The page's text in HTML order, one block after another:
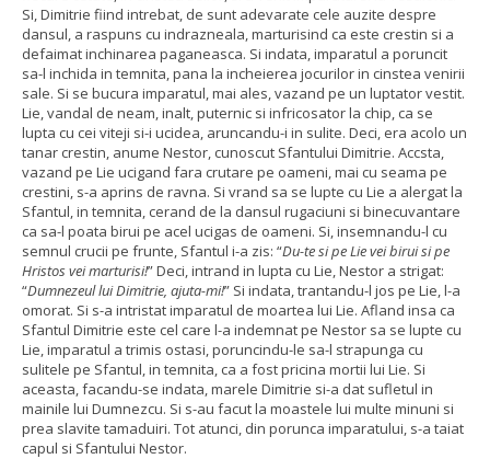
Si, Dimitrie fiind intrebat, de sunt adevarate cele auzite despre
dansul, a raspuns cu indrazneala, marturisind ca este crestin si a
defaimat inchinarea paganeasca. Si indata, imparatul a poruncit
sa-l inchida in temnita, pana la incheierea jocurilor in cinstea venirii
sale. Si se bucura imparatul, mai ales, vazand pe un luptator vestit.
Lie, vandal de neam, inalt, puternic si infricosator la chip, ca se
lupta cu cei viteji si-i ucidea, aruncandu-i in sulite. Deci, era acolo un
tanar crestin, anume Nestor, cunoscut Sfantului Dimitrie. Accsta,
vazand pe Lie ucigand fara crutare pe oameni, mai cu seama pe
crestini, s-a aprins de ravna. Si vrand sa se lupte cu Lie a alergat la
Sfantul, in temnita, cerand de la dansul rugaciuni si binecuvantare
ca sa-l poata birui pe acel ucigas de oameni. Si, insemnandu-l cu
semnul crucii pe frunte, Sfantul i-a zis: “Du-te si pe Lie vei birui si pe
Hristos vei marturisi!” Deci, intrand in lupta cu Lie, Nestor a strigat:
“Dumnezeul lui Dimitrie, ajuta-mi!” Si indata, trantandu-l jos pe Lie, l-a
omorat. Si s-a intristat imparatul de moartea lui Lie. Afland insa ca
Sfantul Dimitrie este cel care l-a indemnat pe Nestor sa se lupte cu
Lie, imparatul a trimis ostasi, poruncindu-le sa-l strapunga cu
sulitele pe Sfantul, in temnita, ca a fost pricina mortii lui Lie. Si
aceasta, facandu-se indata, marele Dimitrie si-a dat sufletul in
mainile lui Dumnezcu. Si s-au facut la moastele lui multe minuni si
prea slavite tamaduiri. Tot atunci, din porunca imparatului, s-a taiat
capul si Sfantului Nestor.